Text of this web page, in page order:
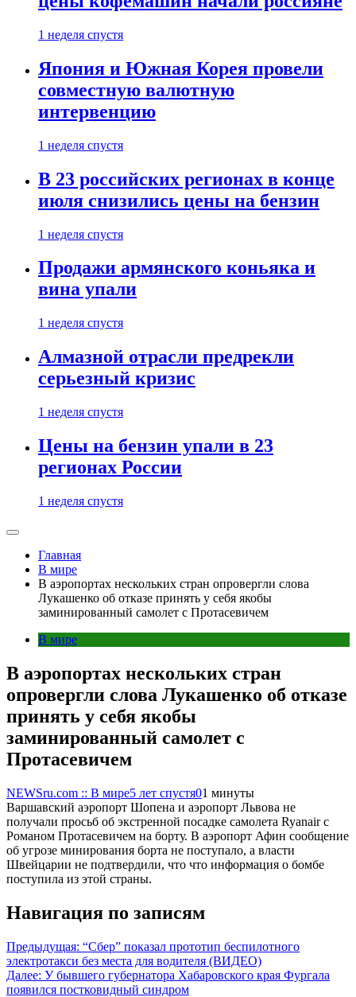
1 неделя спустя
Япония и Южная Корея провели
совместную валютную
интервенцию
1 неделя спустя
В 23 российских регионах в конце
июля снизились цены на бензин
1 неделя спустя
Продажи армянского коньяка и
вина упали
1 неделя спустя
Алмазной отрасли предрекли
серьезный кризис
1 неделя спустя
Цены на бензин упали в 23
регионах России
1 неделя спустя
Главная
В мире
В аэропортах нескольких стран опровергли слова
Лукашенко об отказе принять у себя якобы
заминированный самолет c Протасевичем
В мире
В аэропортах нескольких стран
опровергли слова Лукашенко об отказе
принять у себя якобы
заминированный самолет c
Протасевичем
NEWSru.com :: В мире5 лет спустя01 минуты
Варшавский аэропорт Шопена и аэропорт Львова не
получали просьб об экстренной посадке самолета Ryanair с
Романом Протасевичем на борту. В аэропорт Афин сообщение
об угрозе минирования борта не поступало, а власти
Швейцарии не подтвердили, что что информация о бомбе
поступила из этой страны.
Навигация по записям
Предыдущая: “Сбер” показал прототип беспилотного
электротакси без места для водителя (ВИДЕО)
Далее: У бывшего губернатора Хабаровского края Фургала
появился постковидный синдром